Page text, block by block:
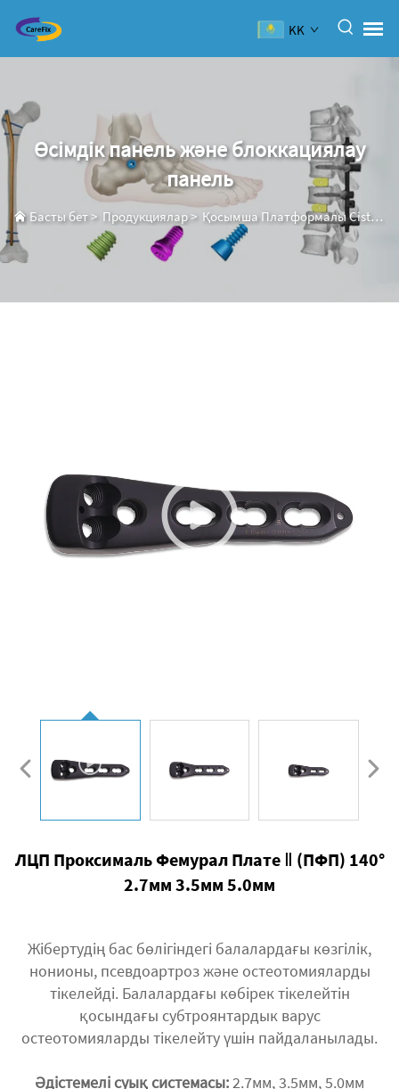
KK
Өсімдік панель және блоккациялау
панель
Басты бет> Продукциялар> Қосымша Платформалы Сistemа
ЛЦП Проксималь Фемурал Плате Ⅱ (ПФП) 140°
2.7мм 3.5мм 5.0мм
Жібертудің бас бөлігіндегі балалардағы көзгілік,
нонионы, псевдоартроз және остеотомияларды
тікелейді. Балалардағы көбірек тікелейтін
қосындағы субтроянтардык варус
остеотомияларды тікелейту үшін пайдаланылады.
Әдістемелі суық системасы:2.7мм, 3.5мм, 5.0мм